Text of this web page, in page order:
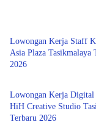
Lowongan Kerja Staff
Asia Plaza Tasikmalaya
2026Tasikmalaya
Lowongan Kerja
HiH Creative Studio
Terbaru 2026